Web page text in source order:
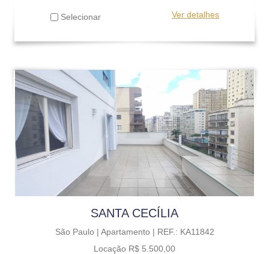
Selecionar Ver detalhes
SANTA CECÍLIA
São Paulo | Apartamento | REF.: KA11842
Locação R$ 5.500,00